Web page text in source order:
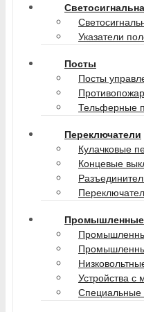
Указатели
Посты
Посты
Тельферные
Переключатели
Кулачковые
Концевые
Устройства с
Специальные